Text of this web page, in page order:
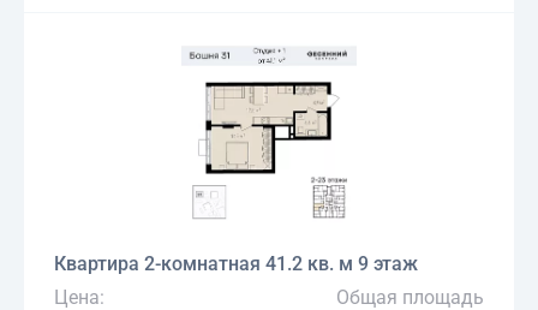
Квартира 2-комнатная 41.2 кв. м 9 этаж
Цена:
Общая площадь